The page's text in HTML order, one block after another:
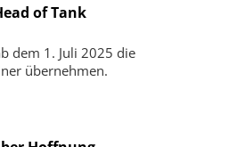
of Tank
dem 1. Juli 2025 die
übernehmen.